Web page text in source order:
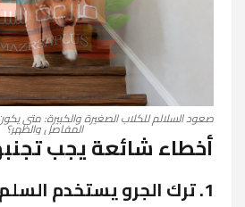
صعود السلالم للكلاب الصغيرة والكبيرة: متى
المفاصل والظهر؟أخطاء شائعة يجب
1. ترك الجرو يستخدم السلم بحرية كاملة